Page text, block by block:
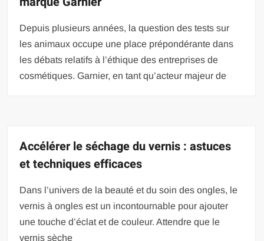
Depuis plusieurs années, la question des tests sur
les animaux occupe une place prépondérante dans
les débats relatifs à l’éthique des entreprises de
cosmétiques. Garnier, en tant qu’acteur majeur de
Accélérer le séchage du vernis : astuces
et techniques efficaces
Dans l’univers de la beauté et du soin des ongles, le
vernis à ongles est un incontournable pour ajouter
une touche d’éclat et de couleur. Attendre que le
vernis sèche